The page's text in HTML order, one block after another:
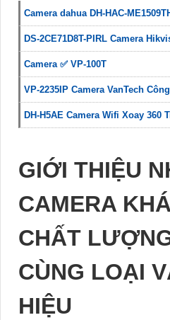
Camera dahua DH-HAC-
DS-2CE71D8T-PIRL Camera
Camera ✅ VP-100T
VP-2235IP Camera VanTech
DH-H5AE Camera Wifi Xoay 360
GIỚI THIỆU
CAMERA
CHẤT
CÙNG LOẠI
HIỆU